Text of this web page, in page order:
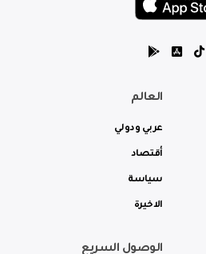
العالم
عربي ودولي
أقتصاد
سياسة
الاخيرة
الوصول السريع